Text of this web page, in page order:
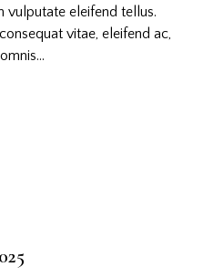
vulputate eleifend tellus.
vitae, eleifend ac,